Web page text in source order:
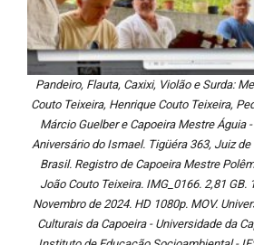
Pandeiro, Flauta, Caxixi, Violão e Surda:
Couto Teixeira, Henrique Couto Teixeira,
Márcio Guelber e Capoeira Mestre Águia
Aniversário do Ismael. Tigüéra 363, Juiz
Brasil. Registro de Capoeira Mestre
João Couto Teixeira. IMG_0166. 2,81 GB.
Novembro de 2024. HD 1080p. MOV.
Culturais da Capoeira - Universidade da